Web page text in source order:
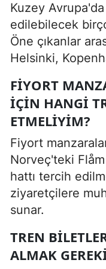
Kuzey
edilebilecek
Öne çıkanlar
Helsinki,
FIYORT
IÇIN HANGI
ETMELIYIM?
Fiyort
Norveç'teki
hattı tercih
ziyaretçilere
sunar.
TREN
ALMAK